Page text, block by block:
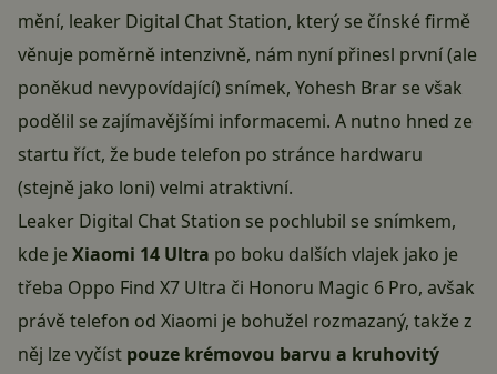
mění, leaker Digital Chat Station, který se čínské firmě
věnuje poměrně intenzivně, nám nyní přinesl první (ale
poněkud nevypovídající) snímek, Yohesh Brar se však
podělil se zajímavějšími informacemi. A nutno hned ze
startu říct, že bude telefon po stránce hardwaru
(stejně jako loni) velmi atraktivní.
Leaker Digital Chat Station se pochlubil se snímkem,
kde jeXiaomi 14 Ultra po boku dalších vlajek jako je
třeba Oppo Find X7 Ultra či Honoru Magic 6 Pro, avšak
právě telefon od Xiaomi je bohužel rozmazaný, takže z
něj lze vyčíst pouze krémovou barvu a kruhovitý